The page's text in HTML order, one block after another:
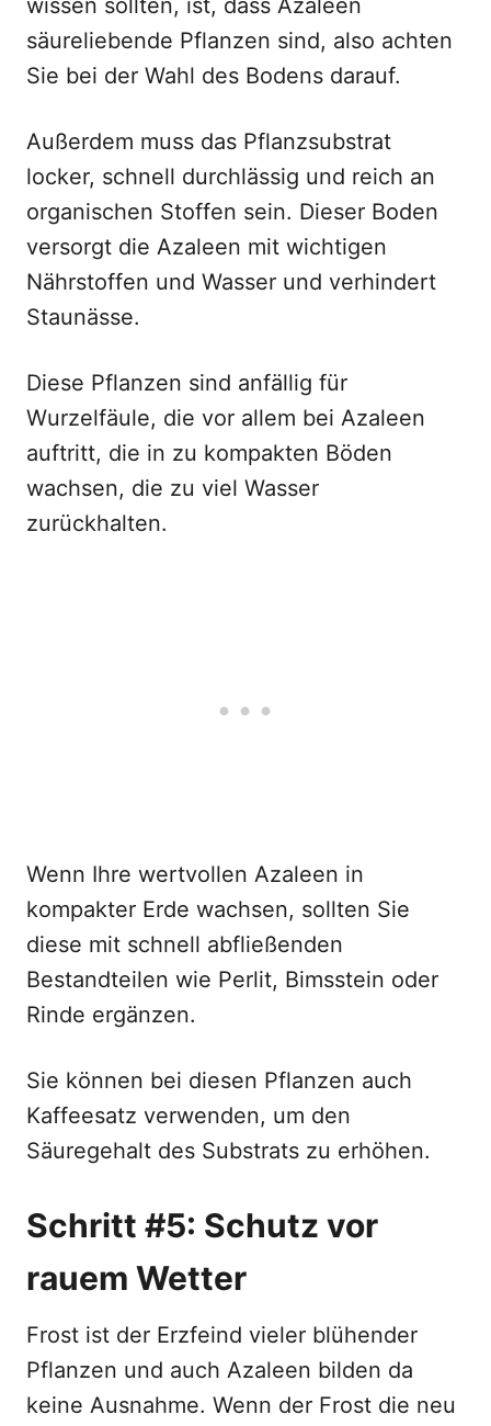
wissen sollten, ist, dass Azaleen
säureliebende Pflanzen sind, also achten
Sie bei der Wahl des Bodens darauf.
Außerdem muss das Pflanzsubstrat
locker, schnell durchlässig und reich an
organischen Stoffen sein. Dieser Boden
versorgt die Azaleen mit wichtigen
Nährstoffen und Wasser und verhindert
Staunässe.
Diese Pflanzen sind anfällig für
Wurzelfäule, die vor allem bei Azaleen
auftritt, die in zu kompakten Böden
wachsen, die zu viel Wasser
zurückhalten.
Wenn Ihre wertvollen Azaleen in
kompakter Erde wachsen, sollten Sie
diese mit schnell abfließenden
Bestandteilen wie Perlit, Bimsstein oder
Rinde ergänzen.
Sie können bei diesen Pflanzen auch
Kaffeesatz verwenden, um den
Säuregehalt des Substrats zu erhöhen.
Schritt #5: Schutz vor
rauem Wetter
Frost ist der Erzfeind vieler blühender
Pflanzen und auch Azaleen bilden da
keine Ausnahme. Wenn der Frost die neu